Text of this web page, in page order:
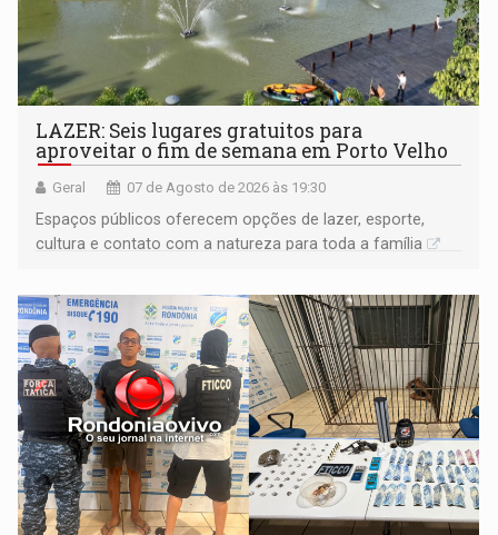
LAZER: Seis lugares gratuitos para
aproveitar o fim de semana em Porto Velho
Geral 07 de Agosto de 2026 às 19:30
Espaços públicos oferecem opções de lazer, esporte,
cultura e contato com a natureza para toda a família